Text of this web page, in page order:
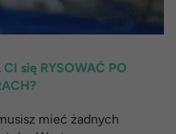
się RYSOWAĆ PO
mieć żadnych